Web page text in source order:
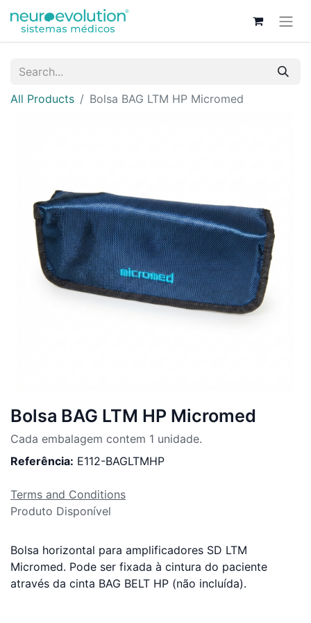
All Products Bolsa BAG LTM HP Micromed
Bolsa BAG LTM HP Micromed
Cada embalagem contem 1 unidade.
Referência: E112-BAGLTMHP
Terms and Conditions
Produto Disponível
Bolsa horizontal para amplificadores SD LTM
Micromed. Pode ser fixada à cintura do paciente
através da cinta BAG BELT HP (não incluída).